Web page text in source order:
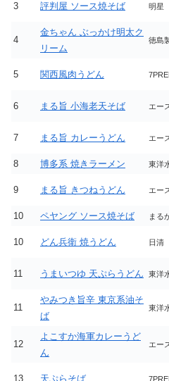
3 評判屋 ソース焼そば 明星
4
金ちゃん ぶっかけ明太ク
リーム
徳島
5 関西風肉うどん
6 まる旨 小海老天そば エー
7 まる旨 カレーうどん エー
8 博多系 焼きラーメン 東洋
9 まる旨 きつねうどん エー
10 ペヤング ソース焼そば まる
10 どん兵衛 焼うどん 日清
11 うまいつゆ 天ぷらうどん 東洋
11
やみつき旨辛 東京系油そ
ば
東洋
12
よこすか海軍カレーうど
ん
エー
13 天ぷらそば